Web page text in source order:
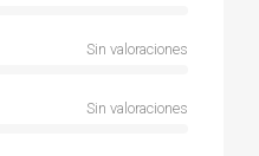
Sin valoraciones
Sin valoraciones